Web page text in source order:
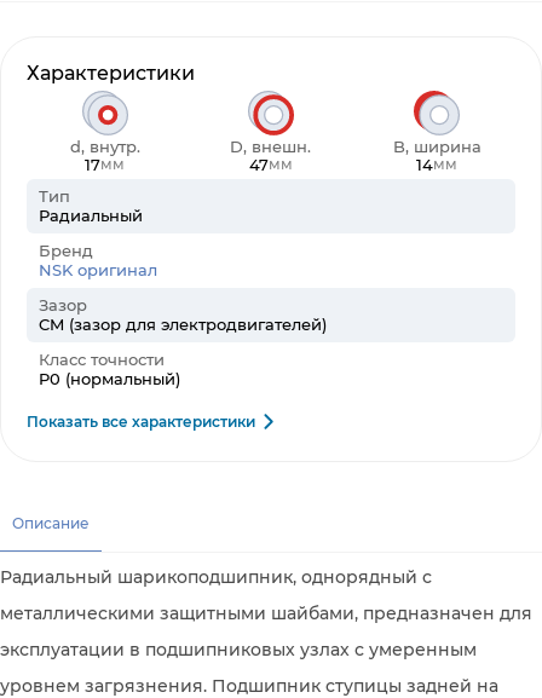
Характеристики
d, внутр.
17мм
D, внешн.
47мм
B, ширина
14мм
Тип
Радиальный
Бренд
NSK оригинал
Зазор
CM (зазор для электродвигателей)
Класс точности
P0 (нормальный)
Показать все характеристики
Описание
Радиальный шарикоподшипник, однорядный с
металлическими защитными шайбами, предназначен для
эксплуатации в подшипниковых узлах с умеренным
уровнем загрязнения. Подшипник ступицы задней на